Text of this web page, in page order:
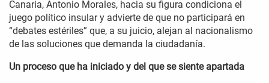
Canaria, Antonio Morales, hacia su figura condiciona el
juego político insular y advierte de que no participará en
“debates estériles” que, a su juicio, alejan al nacionalismo
de las soluciones que demanda la ciudadanía.
Un proceso que ha iniciado y del que se siente apartada